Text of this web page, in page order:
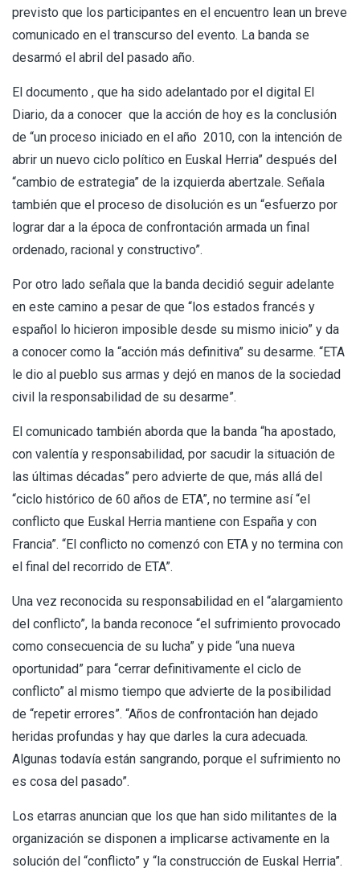
previsto que los participantes en el encuentro lean un breve
comunicado en el transcurso del evento. La banda se
desarmó el abril del pasado año.
El documento , que ha sido adelantado por el digital El
Diario, da a conocer que la acción de hoy es la conclusión
de “un proceso iniciado en el año 2010, con la intención de
abrir un nuevo ciclo político en Euskal Herria” después del
“cambio de estrategia” de la izquierda abertzale. Señala
también que el proceso de disolución es un “esfuerzo por
lograr dar a la época de confrontación armada un final
ordenado, racional y constructivo”.
Por otro lado señala que la banda decidió seguir adelante
en este camino a pesar de que “los estados francés y
español lo hicieron imposible desde su mismo inicio” y da
a conocer como la “acción más definitiva” su desarme. “ETA
le dio al pueblo sus armas y dejó en manos de la sociedad
civil la responsabilidad de su desarme”.
El comunicado también aborda que la banda “ha apostado,
con valentía y responsabilidad, por sacudir la situación de
las últimas décadas” pero advierte de que, más allá del
“ciclo histórico de 60 años de ETA”, no termine así “el
conflicto que Euskal Herria mantiene con España y con
Francia”. “El conflicto no comenzó con ETA y no termina con
el final del recorrido de ETA”.
Una vez reconocida su responsabilidad en el “alargamiento
del conflicto”, la banda reconoce “el sufrimiento provocado
como consecuencia de su lucha” y pide “una nueva
oportunidad” para “cerrar definitivamente el ciclo de
conflicto” al mismo tiempo que advierte de la posibilidad
de “repetir errores”. “Años de confrontación han dejado
heridas profundas y hay que darles la cura adecuada.
Algunas todavía están sangrando, porque el sufrimiento no
es cosa del pasado”.
Los etarras anuncian que los que han sido militantes de la
organización se disponen a implicarse activamente en la
solución del “conflicto” y “la construcción de Euskal Herria”.